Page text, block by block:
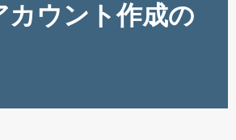
カウント作成の